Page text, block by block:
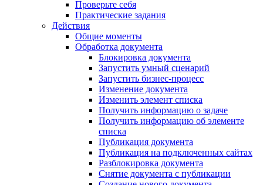
Проверьте себя
Практические задания
Действия
Общие моменты
Обработка документа
Блокировка документа
Запустить умный сценарий
Запустить бизнес-процесс
Изменение документа
Изменить элемент списка
Получить информацию о задаче
Получить информацию об элементе
списка
Публикация документа
Публикация на подключенных сайтах
Разблокировка документа
Снятие документа с публикации